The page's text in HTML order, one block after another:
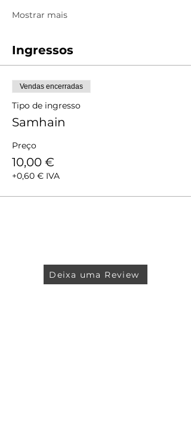
Mostrar mais
Ingressos
Vendas encerradas
Tipo de ingresso
Samhain
Preço
10,00 €
+0,60 € IVA
Deixa uma Review